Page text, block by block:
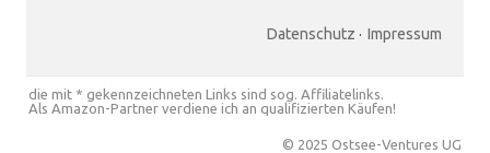
Datenschutz · Impressum
die mit * gekennzeichneten Links sind sog. Affiliatelinks.
Als Amazon-Partner verdiene ich an qualifizierten Käufen!
© 2025 Ostsee-Ventures UG